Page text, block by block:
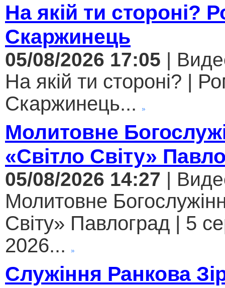
На якій ти стороні?
Скаржинець
05/08/2026 17:05 |
На якій ти стороні? |
Скаржинець...
Молитовне
«Світло Світу»
05/08/2026 14:27 |
Молитовне
Світу» Павлоград | 5
2026...
Служіння Ранкова